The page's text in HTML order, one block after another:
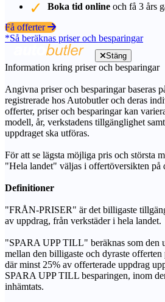
Boka tid online och få 3 års
Få offerter
*Så beräknas priser och besparingar
Stäng
Information kring priser och besparingar
Angivna priser och besparingar baseras
registrerade hos Autobutler och deras
offerter, priser och besparingar kan
modell, år, verkstadens tillgänglighet
uppdraget ska utföras.
För att se lägsta möjliga pris och största
"Hela landet" väljas i offertöversikten på
Definitioner
"FRÅN-PRISER" är det billigaste
av uppdrag, från verkstäder i hela landet.
"SPARA UPP TILL" beräknas som den
mellan den billigaste och dyraste offerten
där minst 25% av offerterade uppdrag
SPARA UPP TILL besparingen, inom
inhämtats.